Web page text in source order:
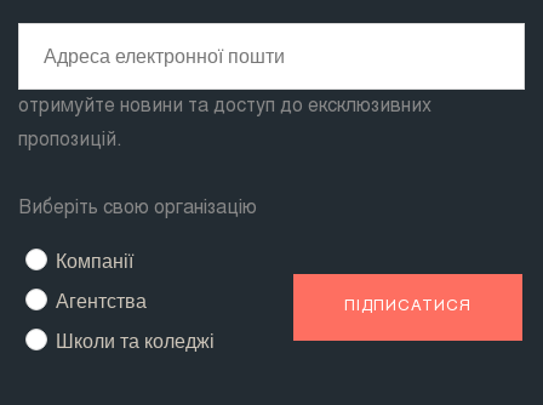
отримуйте новини та доступ до ексклюзивних
пропозицій.
Виберіть свою організацію
Компанії
Агентства
Школи та коледжі